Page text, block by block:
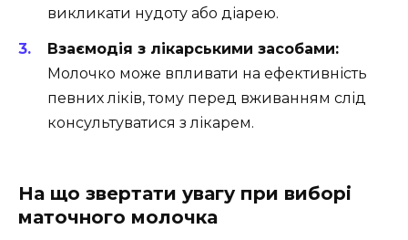
викликати нудоту або діарею.
Взаємодія з лікарськими засобами:
Молочко може впливати на ефективність
певних ліків, тому перед вживанням слід
консультуватися з лікарем.
На що звертати увагу при виборі
маточного молочка